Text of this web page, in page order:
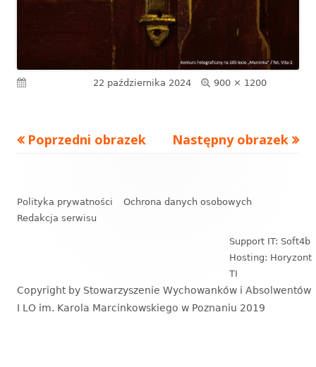
22 października 2024
Pełny
900 × 1200
Poprzedni obrazek Następny obrazek
stopki
Polityka prywatności
Ochrona danych osobowych
Redakcja serwisu
Support IT: Soft4b
Hosting: Horyzont
TI
Copyright by Stowarzyszenie Wychowanków i Absolwentów
I LO im. Karola Marcinkowskiego w Poznaniu 2019